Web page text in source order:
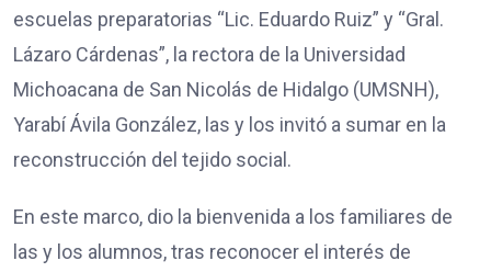
escuelas preparatorias “Lic. Eduardo Ruiz” y “Gral.
Lázaro Cárdenas”, la rectora de la Universidad
Michoacana de San Nicolás de Hidalgo (UMSNH),
Yarabí Ávila González, las y los invitó a sumar en la
reconstrucción del tejido social.
En este marco, dio la bienvenida a los familiares de
las y los alumnos, tras reconocer el interés de